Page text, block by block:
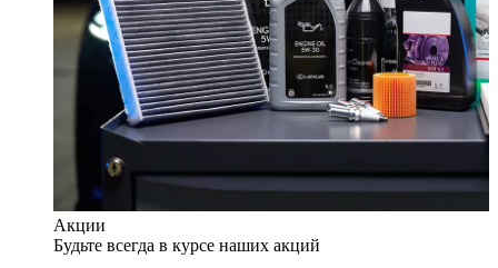
Акции
Будьте всегда в курсе наших акций